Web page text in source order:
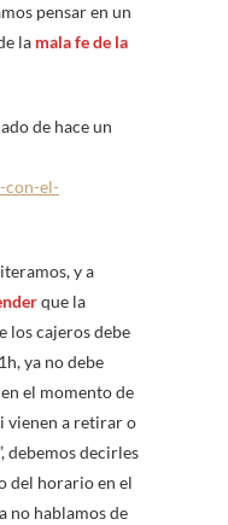
pensar en un
la mala fe de la
de hace un
con-el-
y a
que la
los cajeros debe
ya no debe
el momento de
vienen a retirar o
debemos decirles
del horario en el
no hablamos de